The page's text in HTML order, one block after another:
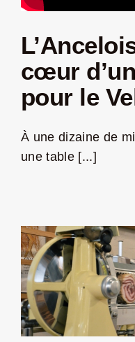
cœur
pour le
À une dizaine de
une table [...]